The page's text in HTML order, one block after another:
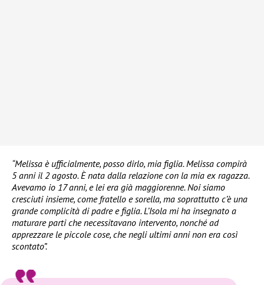
“Melissa è ufficialmente, posso dirlo, mia figlia. Melissa compirà
5 anni il 2 agosto. È nata dalla relazione con la mia ex ragazza.
Avevamo io 17 anni, e lei era già maggiorenne. Noi siamo
cresciuti insieme, come fratello e sorella, ma soprattutto c’è una
grande complicità di padre e figlia. L’Isola mi ha insegnato a
maturare parti che necessitavano intervento, nonché ad
apprezzare le piccole cose, che negli ultimi anni non era così
scontato”.